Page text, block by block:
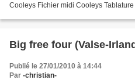
Cooleys Fichier midi Cooleys
Big free four (Valse-
Publié le 27/01/2010 à 14:44
Par -christian-